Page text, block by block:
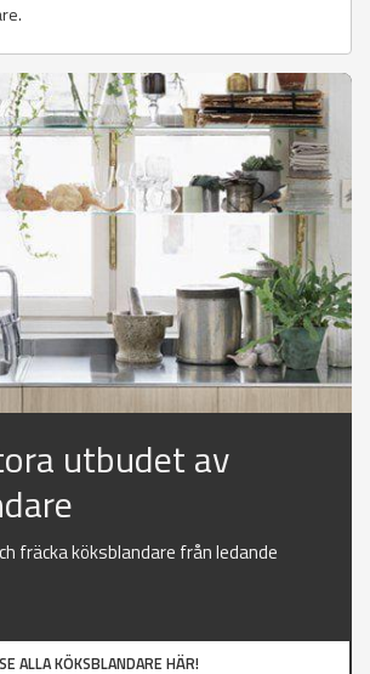
utbudet av
fräcka köksblandare från ledande
SE ALLA KÖKSBLANDARE HÄR!